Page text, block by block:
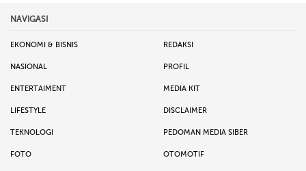
NAVIGASI
EKONOMI & BISNIS REDAKSI
NASIONAL PROFIL
ENTERTAIMENT MEDIA KIT
LIFESTYLE DISCLAIMER
TEKNOLOGI PEDOMAN MEDIA SIBER
FOTO OTOMOTIF